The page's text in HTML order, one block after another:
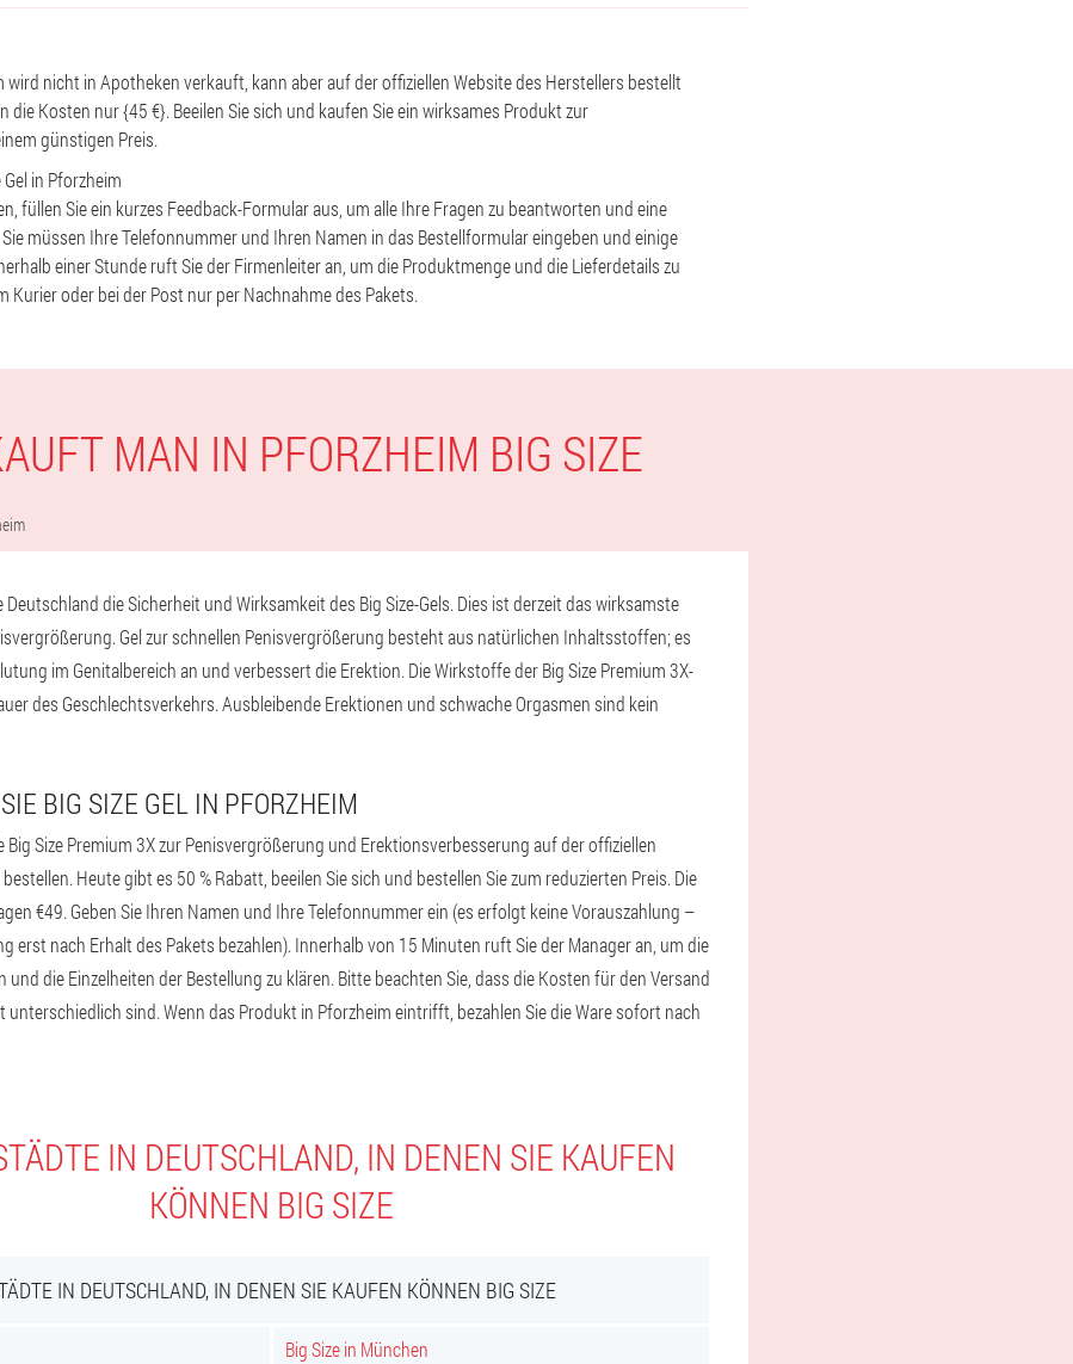
wird nicht in Apotheken verkauft, kann aber auf der offiziellen Website des Herstellers bestellt
die Kosten nur {45 €}. Beeilen Sie sich und kaufen Sie ein wirksames Produkt zur
günstigen Preis.
in Pforzheim
füllen Sie ein kurzes Feedback-Formular aus, um alle Ihre Fragen zu beantworten und eine
müssen Ihre Telefonnummer und Ihren Namen in das Bestellformular eingeben und einige
einer Stunde ruft Sie der Firmenleiter an, um die Produktmenge und die Lieferdetails zu
Kurier oder bei der Post nur per Nachnahme des Pakets.
MAN IN PFORZHEIM BIG SIZE
die Sicherheit und Wirksamkeit des Big Size-Gels. Dies ist derzeit das wirksamste
Gel zur schnellen Penisvergrößerung besteht aus natürlichen Inhaltsstoffen; es
im Genitalbereich an und verbessert die Erektion. Die Wirkstoffe der Big Size Premium 3X-
des Geschlechtsverkehrs. Ausbleibende Erektionen und schwache Orgasmen sind kein
BIG SIZE GEL IN PFORZHEIM
Big Size Premium 3X zur Penisvergrößerung und Erektionsverbesserung auf der offiziellen
Heute gibt es 50 % Rabatt, beeilen Sie sich und bestellen Sie zum reduzierten Preis. Die
€49. Geben Sie Ihren Namen und Ihre Telefonnummer ein (es erfolgt keine Vorauszahlung –
erst nach Erhalt des Pakets bezahlen). Innerhalb von 15 Minuten ruft Sie der Manager an, um die
und die Einzelheiten der Bestellung zu klären. Bitte beachten Sie, dass die Kosten für den Versand
unterschiedlich sind. Wenn das Produkt in Pforzheim eintrifft, bezahlen Sie die Ware sofort nach
IN DEUTSCHLAND, IN DENEN SIE KAUFEN
KÖNNEN BIG SIZE
IN DEUTSCHLAND, IN DENEN SIE KAUFEN KÖNNEN BIG SIZE
Big Size in München